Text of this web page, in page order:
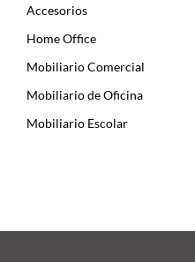
Accesorios
Home Office
Mobiliario Comercial
Mobiliario de Oficina
Mobiliario Escolar